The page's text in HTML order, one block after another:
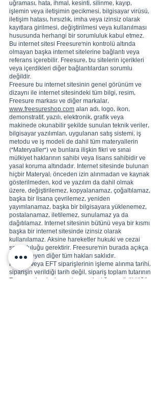
uğraması, hata, ihmal, kesinti, silinme, kayıp,
işlemin veya iletişimin gecikmesi, bilgisayar virüsü,
iletişim hatası, hırsızlık, imha veya izinsiz olarak
kayıtlara girilmesi, değiştirilmesi veya kullanılması
hususunda herhangi bir sorumluluk kabul etmez.
Bu internet sitesi Freesure’nin kontrolü altında
olmayan başka internet sitelerine bağlantı veya
referans içerebilir. Freesure, bu sitelerin içerikleri
veya içerdikleri diğer bağlantılardan sorumlu
değildir.
Freesure bu internet sitesinin genel görünüm ve
dizaynı ile internet sitesindeki tüm bilgi, resim,
Freesure markası ve diğer markalar,
www.freesureshop.com alan adı, logo, ikon,
demonstratif, yazılı, elektronik, grafik veya
makinede okunabilir şekilde sunulan teknik veriler,
bilgisayar yazılımları, uygulanan satış sistemi, iş
metodu ve iş modeli de dahil tüm materyallerin
("Materyaller") ve bunlara ilişkin fikri ve sınai
mülkiyet haklarının sahibi veya lisans sahibidir ve
yasal koruma altındadır. Internet sitesinde bulunan
hiçbir Materyal; önceden izin alınmadan ve kaynak
gösterilmeden, kod ve yazılım da dahil olmak
üzere, değiştirilemez, kopyalanamaz, çoğaltılamaz,
başka bir lisana çevrilemez, yeniden
yayımlanamaz, başka bir bilgisayara yüklenemez,
postalanamaz, iletilemez, sunulamaz ya da
dağıtılamaz. Internet sitesinin bütünü veya bir kısmı
başka bir internet sitesinde izinsiz olarak
kullanılamaz. Aksine hareketler hukuki ve cezai
sorumluluğu gerektirir. Freesure’nin burada açıkça
belirtilmeyen diğer tüm hakları saklıdır.
Havale veya EFT siparişlerinin işleme alınma tarihi,
siparişin verildiği tarih değil, sipariş toplam tutarının